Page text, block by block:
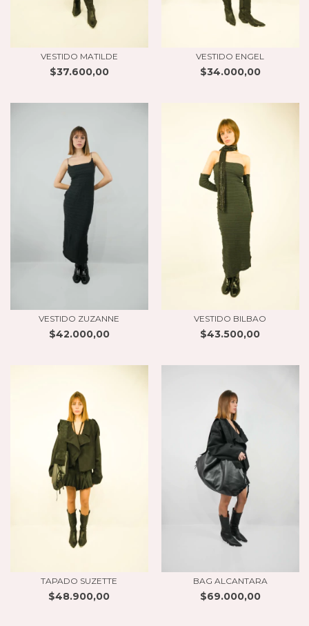
VESTIDO MATILDE
$37.600,00
VESTIDO ENGEL
$34.000,00
VESTIDO ZUZANNE
$42.000,00
VESTIDO BILBAO
$43.500,00
TAPADO SUZETTE
$48.900,00
BAG ALCANTARA
$69.000,00